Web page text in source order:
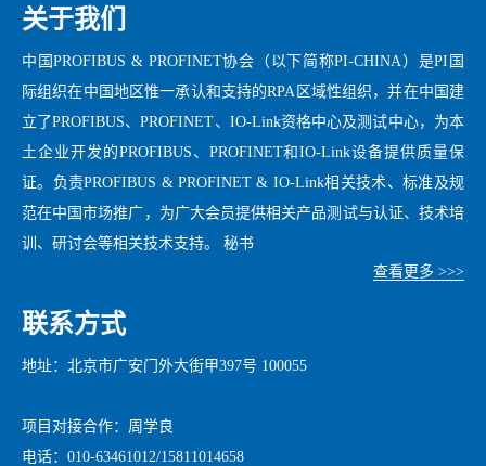
关于我们
中国PROFIBUS & PROFINET协会（以下简称PI-CHINA）是PI国
际组织在中国地区惟一承认和支持的RPA区域性组织，并在中国建
立了PROFIBUS、PROFINET、IO-Link资格中心及测试中心，为本
土企业开发的PROFIBUS、PROFINET和IO-Link设备提供质量保
证。负责PROFIBUS & PROFINET & IO-Link相关技术、标准及规
范在中国市场推广，为广大会员提供相关产品测试与认证、技术培
训、研讨会等相关技术支持。 秘书
查看更多 >>>
联系方式
地址：北京市广安门外大街甲397号 100055
项目对接合作：周学良
电话：010-63461012/15811014658